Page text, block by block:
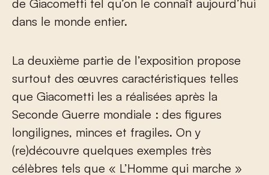
de Giacometti tel qu’on le connaît aujourd’hui
dans le monde entier.
La deuxième partie de l’exposition propose
surtout des œuvres caractéristiques telles
que Giacometti les a réalisées après la
Seconde Guerre mondiale : des figures
longilignes, minces et fragiles. On y
(re)découvre quelques exemples très
célèbres tels que « L’Homme qui marche »